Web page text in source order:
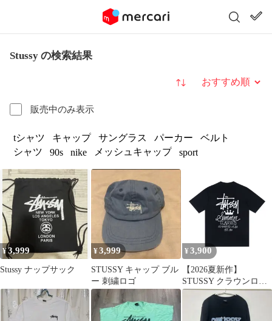
Stussy の検索結果
販売中のみ表示
並び替え
tシャツ キャップ サングラス パーカー
ベルト
シャツ
90s nike メッシュキャップ sport
¥3,999
Stussy ナップサック
¥3,999
STUSSY キャップ ブル
ー 刺繍ロゴ
¥ 3,900
【2026夏新作】
STUSSY クラウンロゴ
サマークラシックスT
シャツ レタープリント
半袖 男女兼用 ストリー